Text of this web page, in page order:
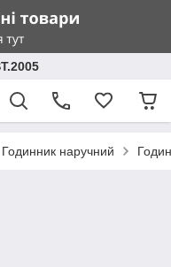
Годинник наручний